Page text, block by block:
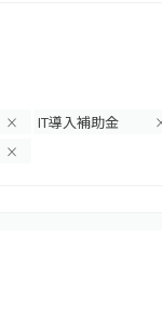
× IT導入補助金
×